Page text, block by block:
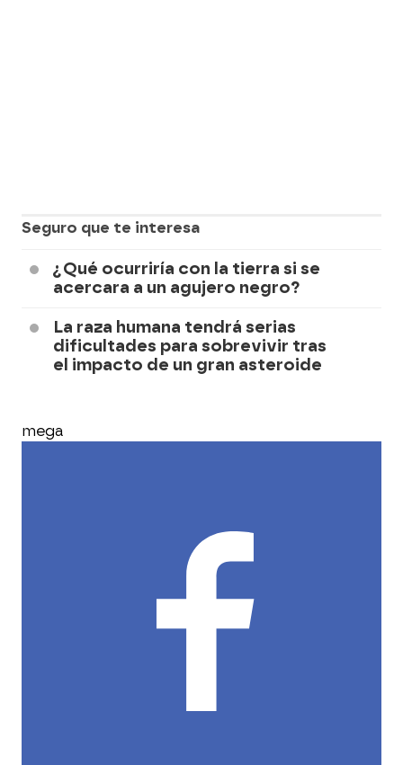
Seguro que te interesa
¿Qué ocurriría con la tierra si se
acercara a un agujero negro?
La raza humana tendrá serias
dificultades para sobrevivir tras
el impacto de un gran asteroide
mega